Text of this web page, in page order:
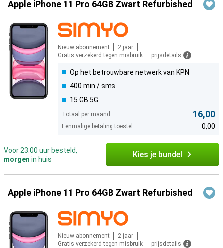
Apple iPhone 11 Pro 64GB Zwart Refurbished
Nieuw abonnement
2 jaar
Gratis verzekerd tegen misbruik
prijsdetails
Op het betrouwbare netwerk van KPN
400 min / sms
15 GB 5G
Totaal per maand: 16,00
Eenmalige betaling toestel: 0,00
Voor 23:00 uur besteld,
morgen in huis Kies je bundel
Apple iPhone 11 Pro 64GB Zwart Refurbished
Nieuw abonnement
2 jaar
Gratis verzekerd tegen misbruik
prijsdetails